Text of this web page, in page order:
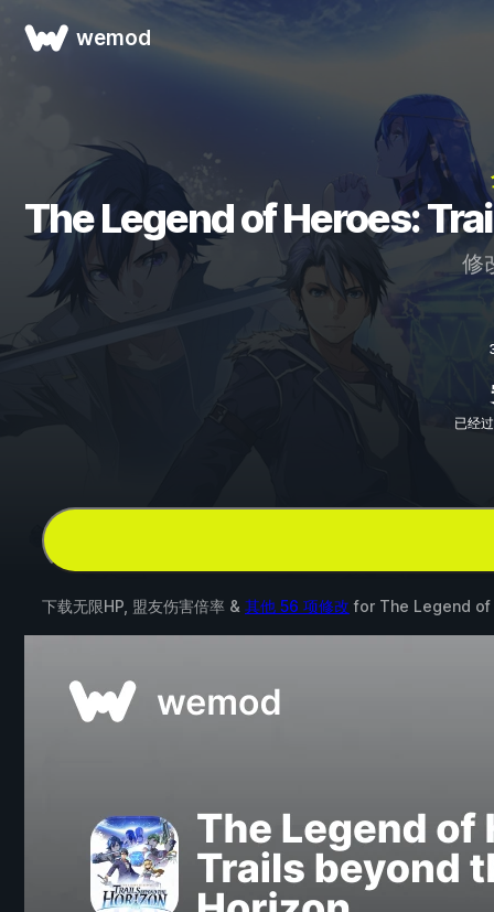
wemod
The Legend of Heroes:
修
已经
下载无限HP, 盟友伤害倍率 & 其他 56 项修改 for The Legend